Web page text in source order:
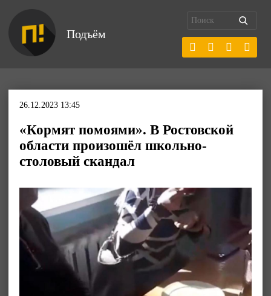
Подъём
26.12.2023 13:45
«Кормят помоями». В Ростовской
области произошёл школьно-
столовый скандал